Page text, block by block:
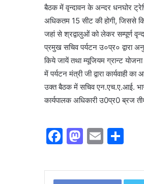
बैठक में वृन्दावन के अन्दर धनघोर
अधिकतम 15 सीट की होगी, जिससे
जहां से श्रद्वालुओं को लेकर सम्पूर्ण
प्रमुख सचिव पर्यटन उ०प्र० द्वारा
किये जायें तथा म्यूजियम ग्रान्ट
में पर्यटन मंत्री जी द्वारा कार्यवाही
उक्त बैठक में सचिव एन.एच.ए.आई.
कार्यपालक अधिकारी उ0प्र0 ब्रज
F
c
M
st
E
ai ar